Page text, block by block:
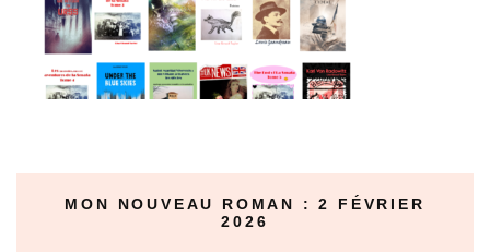
MON NOUVEAU ROMAN : 2 FÉVRIER
2026